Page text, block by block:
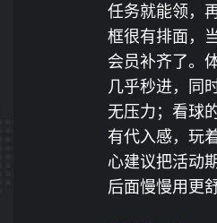
的钱可以多玩
的，不是套路
舒服，不肝也
晰，音效也很
体育竞猜边看
真的很容易上
划算，属于可
种。💎⚽🕹️